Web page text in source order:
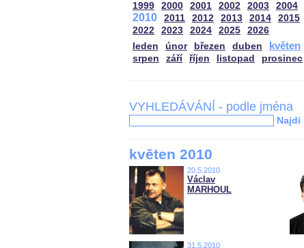
1999 2000 2001 2002 2003 2004
2010 2011 2012 2013 2014 2015
2022
2023 2024 2025
2026
leden
únor březen duben květen
srpen
září říjen listopad prosinec
VYHLEDÁVÁNÍ - podle jména
Najdi
květen 2010
20.5.2010
Václav
MARHOUL
31.5.2010